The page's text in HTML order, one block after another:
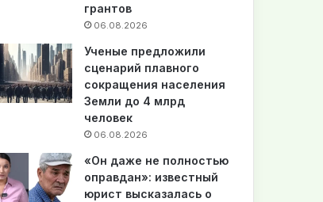
грантов
06.08.2026
Ученые предложили
сценарий плавного
сокращения населения
Земли до 4 млрд
человек
06.08.2026
«Он даже не полностью
оправдан»: известный
юрист высказалась о